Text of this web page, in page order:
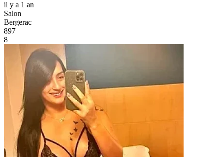
il y a 1 an
Salon
Bergerac
897
8